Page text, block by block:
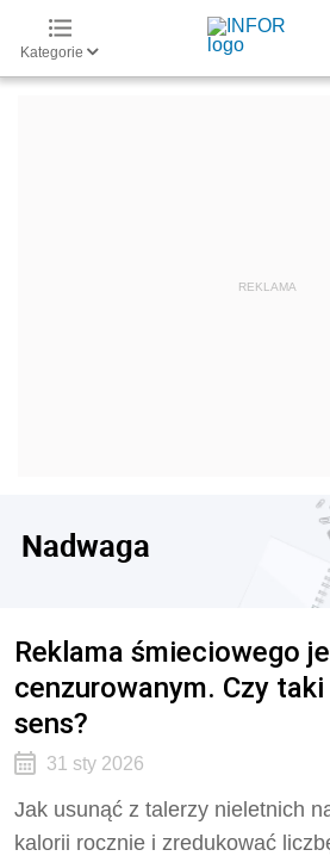
Kategorie
Nadwaga
Reklama śmieciowego
cenzurowanym. Czy
sens?
31 sty 2026
Jak usunąć z talerzy nieletnich
kalorii rocznie i zredukować